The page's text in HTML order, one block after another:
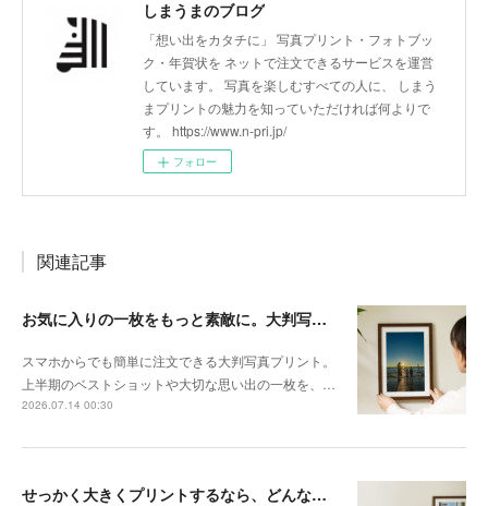
しまうまのブログ
「想い出をカタチに」 写真プリント・フォトブッ
ク・年賀状を ネットで注文できるサービスを運営
しています。 写真を楽しむすべての人に、 しまう
まプリントの魅力を知っていただければ何よりで
す。 https://www.n-pri.jp/
フォロー
関連記事
お気に入りの一枚をもっと素敵に。大判写真プリントの飾り方
スマホからでも簡単に注文できる大判写真プリント。
上半期のベストショットや大切な思い出の一枚を、…
2026.07.14 00:30
せっかく大きくプリントするなら、どんな写真が向いている？